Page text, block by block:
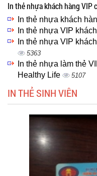
In thẻ nhựa khách hàng VIP
In thẻ nhựa khách
In thẻ nhựa VIP
In thẻ nhựa VIP
5363
In thẻ nhựa làm thẻ
Healthy Life
5107
IN THẺ SINH VIÊN